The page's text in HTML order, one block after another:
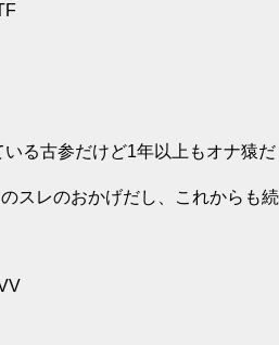
る古参だけど1年以上もオナ猿だ
スレのおかげだし、これからも続